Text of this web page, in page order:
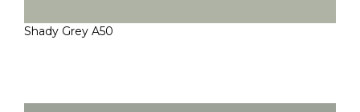
Shady Grey A50